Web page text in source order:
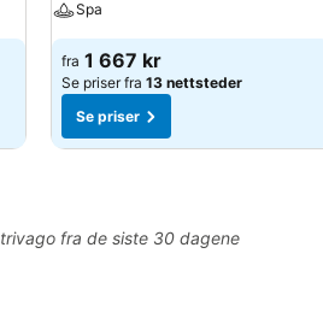
Spa
fra 1 667 kr
Se priser fra 13 nettsteder
Se priser
fra de siste 30 dagene